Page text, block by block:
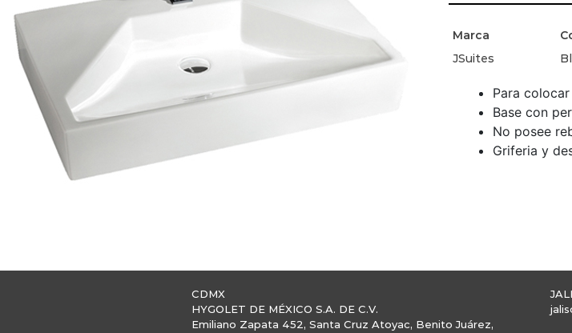
Marca
JSuites
Para
Base con
No posee
Griferia y
CDMX
HYGOLET DE MÉXICO S.A. DE C.V.
Emiliano Zapata 452, Santa Cruz Atoyac, Benito Juárez,